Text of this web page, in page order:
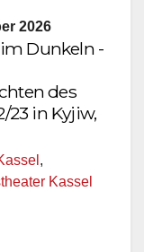
2026
im Dunkeln -
des
23 in Kyjiw,
,
Kassel